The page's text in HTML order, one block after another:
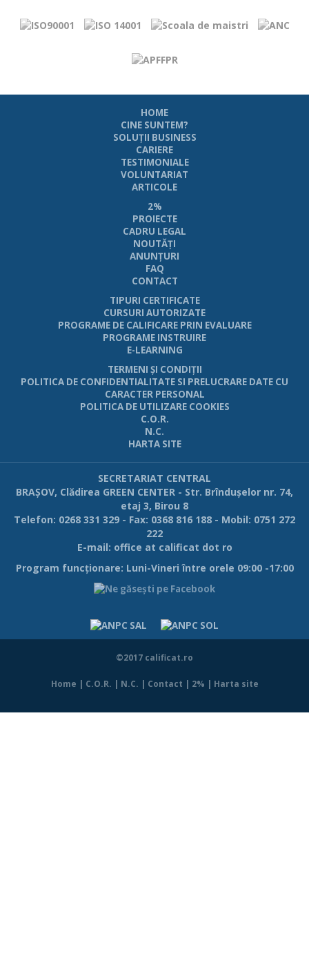
HOME
CINE SUNTEM?
SOLUŢII BUSINESS
CARIERE
TESTIMONIALE
VOLUNTARIAT
ARTICOLE
2%
PROIECTE
CADRU LEGAL
NOUTĂŢI
ANUNŢURI
FAQ
CONTACT
TIPURI CERTIFICATE
CURSURI AUTORIZATE
PROGRAME DE CALIFICARE PRIN EVALUARE
PROGRAME INSTRUIRE
E-LEARNING
TERMENI ŞI CONDIŢII
POLITICA DE CONFIDENTIALITATE SI PRELUCRARE DATE CU
CARACTER PERSONAL
POLITICA DE UTILIZARE COOKIES
C.O.R.
N.C.
HARTA SITE
SECRETARIAT CENTRAL
BRAŞOV, Clădirea GREEN CENTER - Str. Brînduşelor nr. 74,
etaj 3, Birou 8
Telefon: 0268 331 329 - Fax: 0368 816 188 - Mobil: 0751 272
222
E-mail: office at calificat dot ro
Program funcţionare: Luni-Vineri între orele 09:00 -17:00
©2017 calificat.ro
Home | C.O.R. | N.C. | Contact | 2% | Harta site